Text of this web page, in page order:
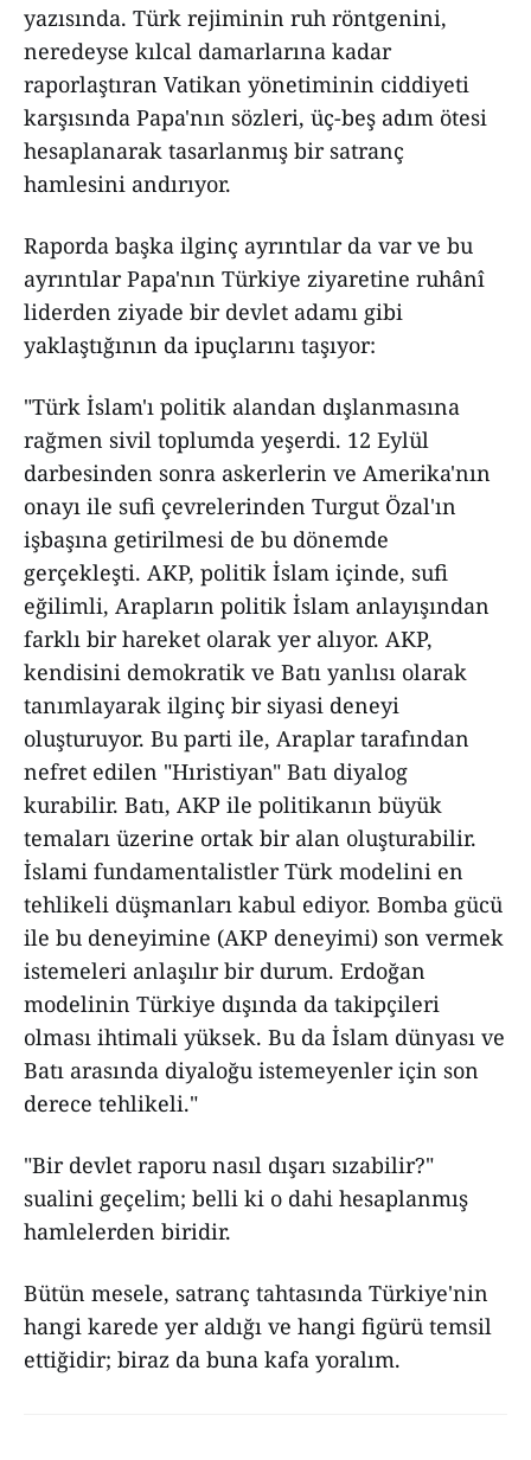
yazısında. Türk rejiminin ruh röntgenini,
neredeyse kılcal damarlarına kadar
raporlaştıran Vatikan yönetiminin ciddiyeti
karşısında Papa'nın sözleri, üç-beş adım ötesi
hesaplanarak tasarlanmış bir satranç
hamlesini andırıyor.
Raporda başka ilginç ayrıntılar da var ve bu
ayrıntılar Papa'nın Türkiye ziyaretine ruhânî
liderden ziyade bir devlet adamı gibi
yaklaştığının da ipuçlarını taşıyor:
"Türk İslam'ı politik alandan dışlanmasına
rağmen sivil toplumda yeşerdi. 12 Eylül
darbesinden sonra askerlerin ve Amerika'nın
onayı ile sufi çevrelerinden Turgut Özal'ın
işbaşına getirilmesi de bu dönemde
gerçekleşti. AKP, politik İslam içinde, sufi
eğilimli, Arapların politik İslam anlayışından
farklı bir hareket olarak yer alıyor. AKP,
kendisini demokratik ve Batı yanlısı olarak
tanımlayarak ilginç bir siyasi deneyi
oluşturuyor. Bu parti ile, Araplar tarafından
nefret edilen "Hıristiyan" Batı diyalog
kurabilir. Batı, AKP ile politikanın büyük
temaları üzerine ortak bir alan oluşturabilir.
İslami fundamentalistler Türk modelini en
tehlikeli düşmanları kabul ediyor. Bomba gücü
ile bu deneyimine (AKP deneyimi) son vermek
istemeleri anlaşılır bir durum. Erdoğan
modelinin Türkiye dışında da takipçileri
olması ihtimali yüksek. Bu da İslam dünyası ve
Batı arasında diyaloğu istemeyenler için son
derece tehlikeli."
"Bir devlet raporu nasıl dışarı sızabilir?"
sualini geçelim; belli ki o dahi hesaplanmış
hamlelerden biridir.
Bütün mesele, satranç tahtasında Türkiye'nin
hangi karede yer aldığı ve hangi figürü temsil
ettiğidir; biraz da buna kafa yoralım.